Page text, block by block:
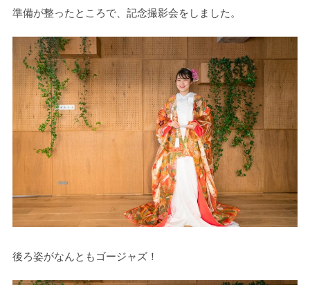
準備が整ったところで、記念撮影会をしました。
後ろ姿がなんともゴージャズ！